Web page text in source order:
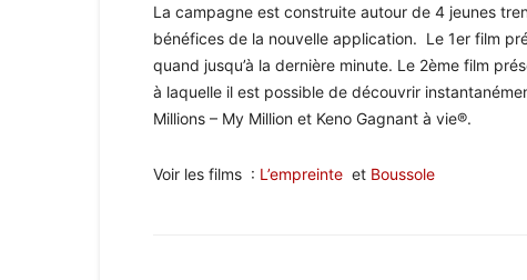
La campagne est construite autour de 4 jeunes
bénéfices de la nouvelle application. Le 1er film
quand jusqu’à la dernière minute. Le 2ème film
à laquelle il est possible de découvrir
Millions – My Million et Keno Gagnant à vie®.
Voir les films : L’empreinte et Boussole